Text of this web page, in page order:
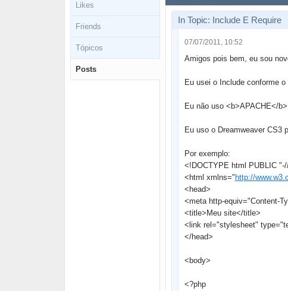
Likes
Friends
Tópicos
Posts
In Topic: Include E Require
07/07/2011, 10:52
Amigos pois bem, eu sou
Eu usei o Include conforme
Eu não uso <b>APACHE</b>
Eu uso o Dreamweaver CS3
Por exemplo:
<!DOCTYPE html PUBLIC
<html xmlns=" http://
<head>
<meta http-equiv="Content-
<title>Meu site</title>
<link rel="stylesheet"
</head>
<body>
<?php